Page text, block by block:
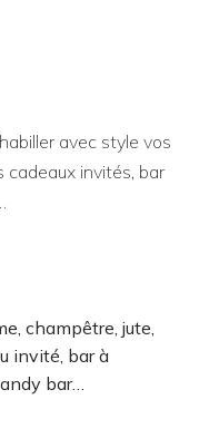
avec style vos
cadeaux invités, bar
champêtre, jute,
invité, bar à
bar…